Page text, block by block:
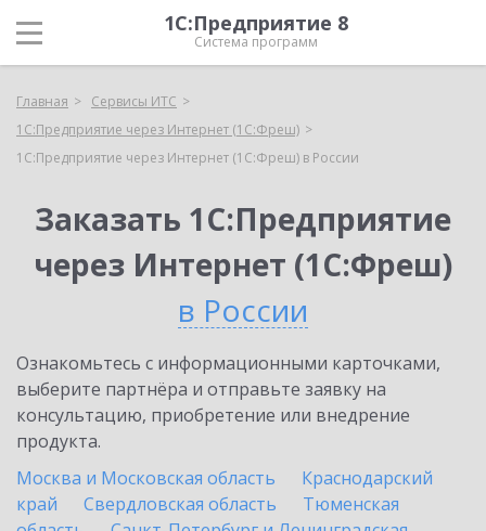
1С:Предприятие 8
Система программ
Главная
Сервисы ИТС
1С:Предприятие через Интернет (1С:Фреш)
1С:Предприятие через Интернет (1С:Фреш) в России
Заказать 1С:Предприятие
через Интернет (1С:Фреш)
в России
Ознакомьтесь с информационными карточками,
выберите партнёра и отправьте заявку на
консультацию, приобретение или внедрение
продукта.
Москва и Московская область
Краснодарский
край
Свердловская область
Тюменская